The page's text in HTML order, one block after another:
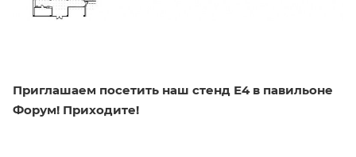
Приглашаем посетить наш стенд Е4 в павильоне
Форум! Приходите!